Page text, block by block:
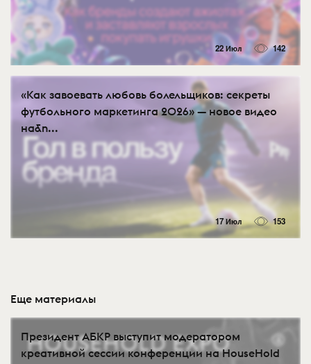
22 Июл 142
«Как завоевать любовь болельщиков: секреты
футбольного маркетинга 2026» — новое видео
на&n...
17 Июл 153
Еще материалы
Президент АБКР выступит модератором
креативной сессии конференции на HouseHold